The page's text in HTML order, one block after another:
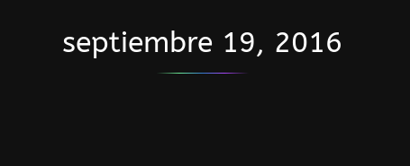
septiembre 19, 2016